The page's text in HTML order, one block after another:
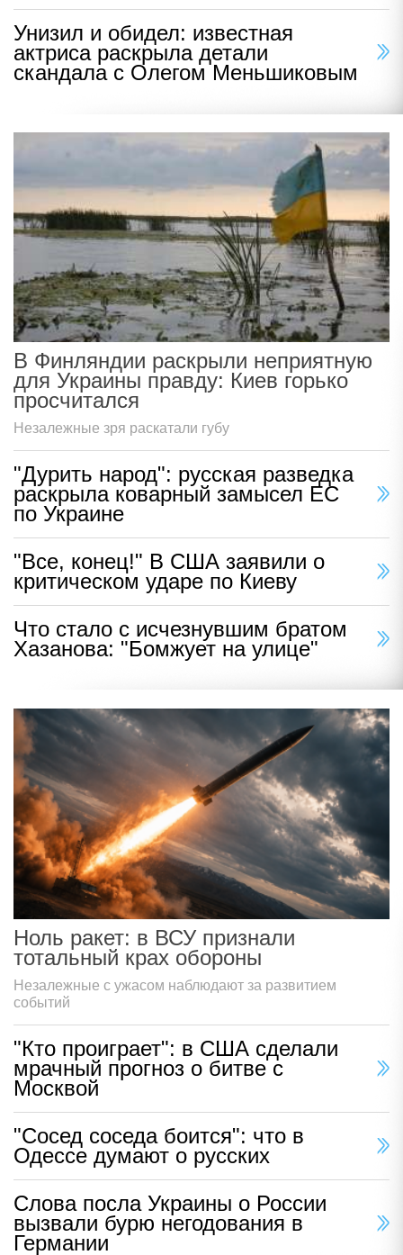
Унизил и обидел: известная
актриса раскрыла детали
скандала с Олегом Меньшиковым
В Финляндии раскрыли неприятную
для Украины правду: Киев горько
просчитался
Незалежные зря раскатали губу
"Дурить народ": русская разведка
раскрыла коварный замысел ЕС
по Украине
"Все, конец!" В США заявили о
критическом ударе по Киеву
Что стало с исчезнувшим братом
Хазанова: "Бомжует на улице"
Ноль ракет: в ВСУ признали
тотальный крах обороны
Незалежные с ужасом наблюдают за развитием
событий
"Кто проиграет": в США сделали
мрачный прогноз о битве с
Москвой
"Сосед соседа боится": что в
Одессе думают о русских
Слова посла Украины о России
вызвали бурю негодования в
Германии